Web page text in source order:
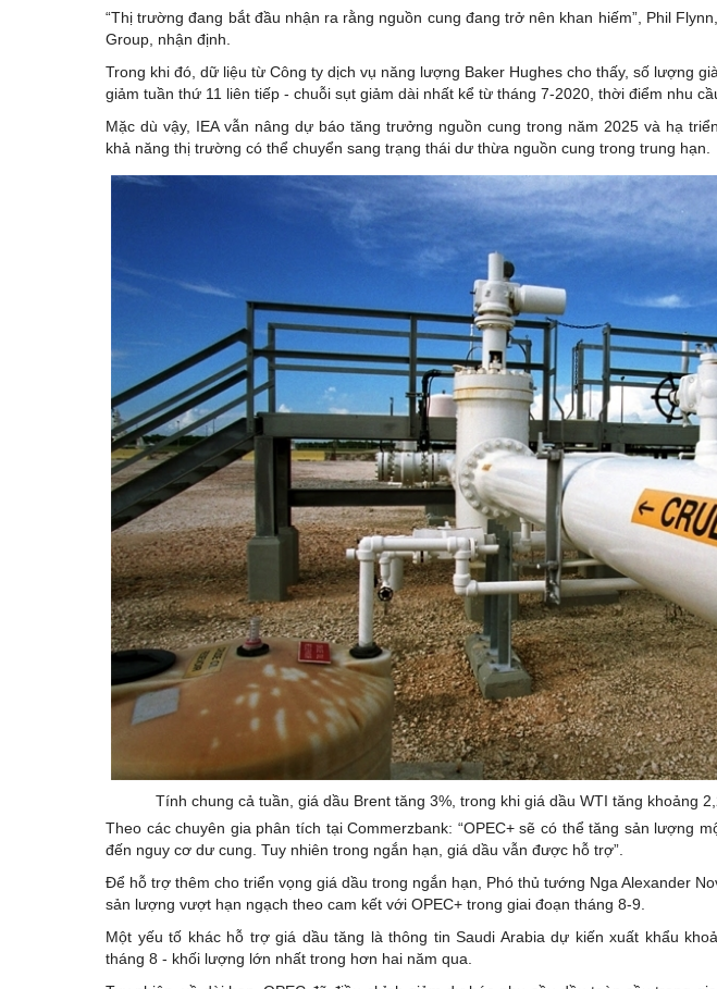
“Thị trường đang bắt đầu nhận ra rằng nguồn cung đang trở nên khan hiếm”, Phil
Group, nhận định.
Trong khi đó, dữ liệu từ Công ty dịch vụ năng lượng Baker Hughes cho thấy, số lượng
giảm tuần thứ 11 liên tiếp - chuỗi sụt giảm dài nhất kể từ tháng 7-2020, thời điểm nhu
Mặc dù vậy, IEA vẫn nâng dự báo tăng trưởng nguồn cung trong năm 2025 và hạ
khả năng thị trường có thể chuyển sang trạng thái dư thừa nguồn cung trong trung hạn.
Tính chung cả tuần, giá dầu Brent tăng 3%, trong khi giá dầu WTI tăng khoảng
Theo các chuyên gia phân tích tại Commerzbank: “OPEC+ sẽ có thể tăng sản lượng
đến nguy cơ dư cung. Tuy nhiên trong ngắn hạn, giá dầu vẫn được hỗ trợ”.
Để hỗ trợ thêm cho triển vọng giá dầu trong ngắn hạn, Phó thủ tướng Nga Alexander
sản lượng vượt hạn ngạch theo cam kết với OPEC+ trong giai đoạn tháng 8-9.
Một yếu tố khác hỗ trợ giá dầu tăng là thông tin Saudi Arabia dự kiến xuất khẩu
tháng 8 - khối lượng lớn nhất trong hơn hai năm qua.